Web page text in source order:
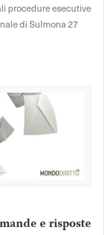
procedure esecutive
di Sulmona 27
e risposte